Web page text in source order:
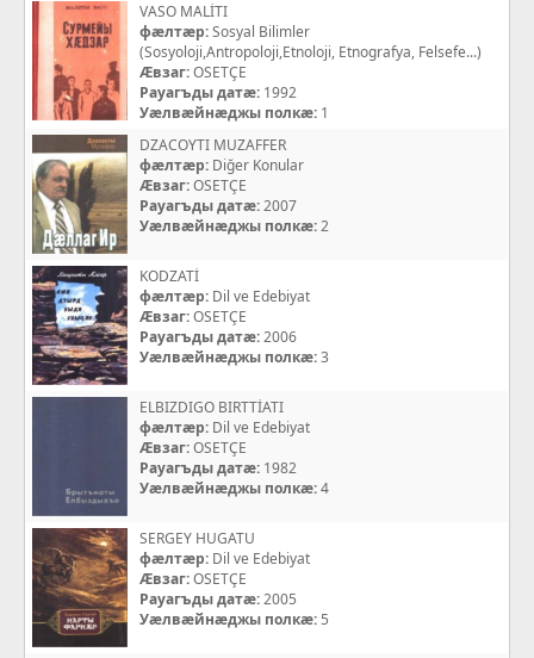
VASO MALİTI
фæлтæр:Sosyal Bilimler
(Sosyoloji,Antropoloji,Etnoloji, Etnografya, Felsefe...)
Æвзаг:OSETÇE
Рауагъды датæ: 1992
Уæлвæйнæджы полкæ: 1
DZACOYTI MUZAFFER
фæлтæр: Diğer Konular
Æвзаг:OSETÇE
Рауагъды датæ:2007
Уæлвæйнæджы полкæ:2
KODZATİ
фæлтæр: Dil ve Edebiyat
Æвзаг:OSETÇE
Рауагъды датæ:2006
Уæлвæйнæджы полкæ:3
ELBIZDIGO BIRTTİATI
фæлтæр: Dil ve Edebiyat
Æвзаг:OSETÇE
Рауагъды датæ: 1982
Уæлвæйнæджы полкæ:4
SERGEY HUGATU
фæлтæр: Dil ve Edebiyat
Æвзаг:OSETÇE
Рауагъды датæ:2005
Уæлвæйнæджы полкæ: 5